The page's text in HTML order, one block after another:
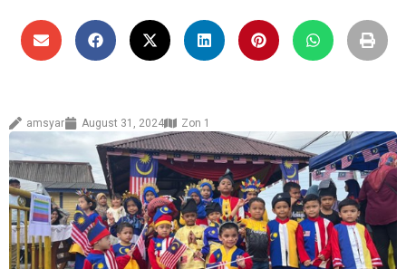
amsyar August 31, 2024 Zon 1